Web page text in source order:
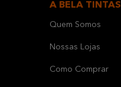
A BELA TINTAS
Quem Somos
Nossas Lojas
Como Comprar